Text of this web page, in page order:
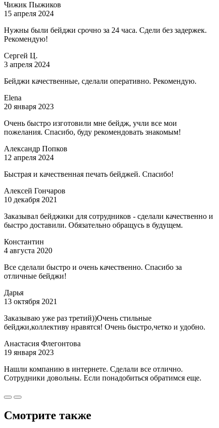
Чижик Пыжиков
15 апреля 2024
Нужны были бейджи срочно за 24 часа. Сдели без задержек.
Рекомендую!
Сергей Ц.
3 апреля 2024
Бейджи качественные, сделали оперативно. Рекомендую.
Elena
20 января 2023
Очень быстро изготовили мне бейдж, учли все мои
пожелания. Спасибо, буду рекомендовать знакомым!
Александр Попков
12 апреля 2024
Быстрая и качественная печать бейджей. Спасибо!
Алексей Гончаров
10 декабря 2021
Заказывал бейджики для сотрудников - сделали качественно и
быстро доставили. Обязательно обращусь в будущем.
Константин
4 августа 2020
Все сделали быстро и очень качественно. Спасибо за
отличные бейджи!
Дарья
13 октября 2021
Заказываю уже раз третий))Очень стильные
бейджи,коллективу нравятся! Очень быстро,четко и удобно.
Анастасия Флегонтова
19 января 2023
Нашли компанию в интернете. Сделали все отлично.
Сотрудники довольны. Если понадобиться обратимся еще.
Смотрите также